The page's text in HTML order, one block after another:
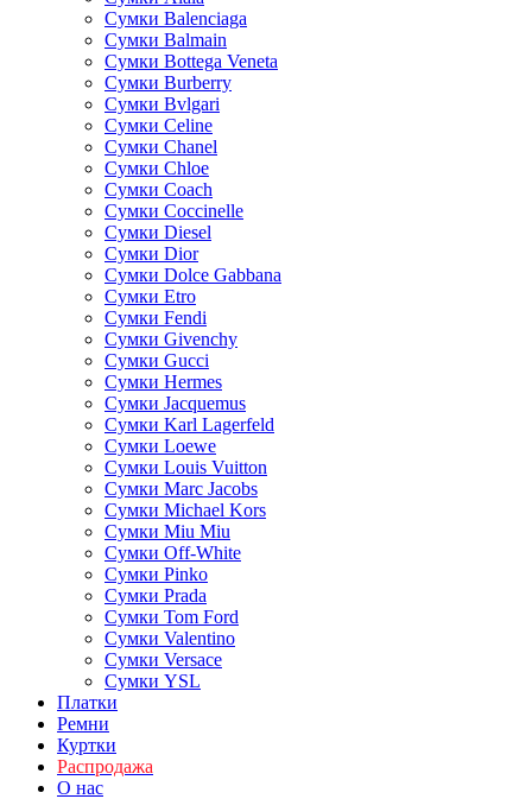
Сумки Balenciaga
Сумки Balmain
Сумки Bottega Veneta
Сумки Burberry
Сумки Bvlgari
Сумки Celine
Сумки Chanel
Сумки Chloe
Сумки Coach
Сумки Coccinelle
Сумки Diesel
Сумки Dior
Сумки Dolce Gabbana
Сумки Etro
Сумки Fendi
Сумки Givenchy
Сумки Gucci
Сумки Hermes
Сумки Jacquemus
Сумки Karl Lagerfeld
Сумки Loewe
Сумки Louis Vuitton
Сумки Marc Jacobs
Сумки Michael Kors
Сумки Miu Miu
Сумки Off-White
Сумки Pinko
Сумки Prada
Сумки Tom Ford
Cумки Valentino
Сумки Versace
Сумки YSL
Платки
Ремни
Куртки
Распродажа
О нас